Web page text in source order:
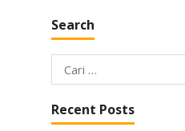
Search
Cari
untuk:
Recent Posts